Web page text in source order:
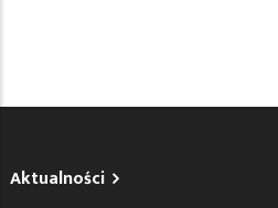
Aktualności